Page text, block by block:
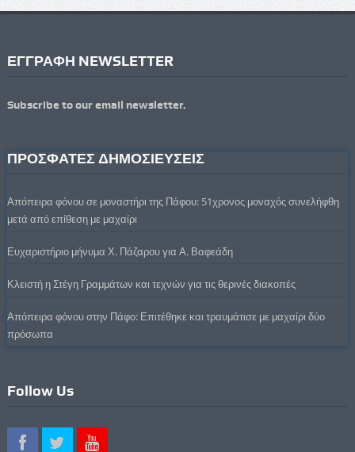
ΕΓΓΡΑΦΗ NEWSLETTER
Subscribe to our email newsletter.
ΠΡΟΣΦΑΤΕΣ ΔΗΜΟΣΙΕΥΣΕΙΣ
Απόπειρα φόνου σε μοναστήρι της Πάφου: 51χρονος μοναχός συνελήφθη
μετά από επίθεση με μαχαίρι
Ευχαριστήριο μήνυμα Χ. Πάζαρου για Α. Βαφεάδη
Κλειστή η Στέγη Γραμμάτων και τεχνών για τις θερινές διακοπές
Απόπειρα φόνου στην Πάφο: Επιτέθηκε και τραυμάτισε με μαχαίρι δύο
πρόσωπα
Follow Us